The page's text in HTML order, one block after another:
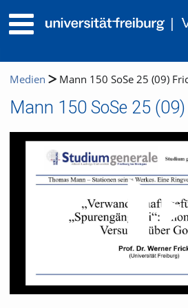
Medien Mann 150 SoSe 25 (09)
Mann 150 SoSe 25